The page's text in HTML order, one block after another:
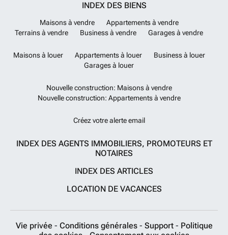
INDEX DES BIENS
Maisons à vendre
Appartements à vendre
Terrains à vendre
Business à vendre Garages à vendre
Maisons à louer Appartements à louer
Business à louer
Garages à louer
Nouvelle construction: Maisons à vendre
Nouvelle construction: Appartements à vendre
Créez votre alerte email
INDEX DES AGENTS IMMOBILIERS, PROMOTEURS ET
NOTAIRES
INDEX DES ARTICLES
LOCATION DE VACANCES
Vie privée - Conditions générales - Support - Politique